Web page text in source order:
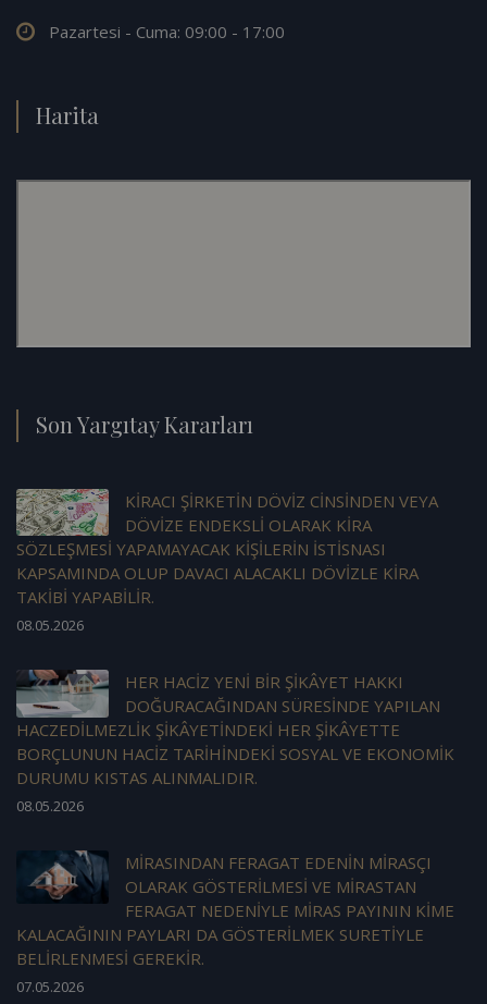
Pazartesi - Cuma: 09:00 - 17:00
Harita
Son Yargıtay Kararları
KİRACI ŞİRKETİN DÖVİZ CİNSİNDEN VEYA
DÖVİZE ENDEKSLİ OLARAK KİRA
SÖZLEŞMESİ YAPAMAYACAK KİŞİLERİN İSTİSNASI
KAPSAMINDA OLUP DAVACI ALACAKLI DÖVİZLE KİRA
TAKİBİ YAPABİLİR.
08.05.2026
HER HACİZ YENİ BİR ŞİKÂYET HAKKI
DOĞURACAĞINDAN SÜRESİNDE YAPILAN
HACZEDİLMEZLİK ŞİKÂYETİNDEKİ HER ŞİKÂYETTE
BORÇLUNUN HACİZ TARİHİNDEKİ SOSYAL VE EKONOMİK
DURUMU KISTAS ALINMALIDIR.
08.05.2026
MİRASINDAN FERAGAT EDENİN MİRASÇI
OLARAK GÖSTERİLMESİ VE MİRASTAN
FERAGAT NEDENİYLE MİRAS PAYININ KİME
KALACAĞININ PAYLARI DA GÖSTERİLMEK SURETİYLE
BELİRLENMESİ GEREKİR.
07.05.2026